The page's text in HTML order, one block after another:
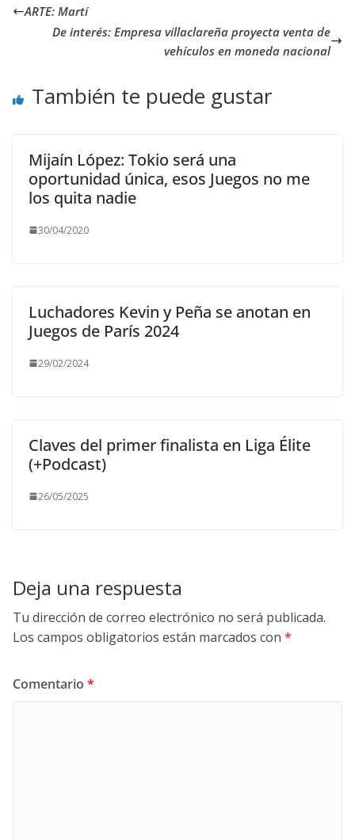
ARTE: Martí
De interés: Empresa villaclareña proyecta venta de
vehículos en moneda nacional
También te puede gustar
Mijaín López: Tokio será una
oportunidad única, esos Juegos no me
los quita nadie
30/04/2020
Luchadores Kevin y Peña se anotan en
Juegos de París 2024
29/02/2024
Claves del primer finalista en Liga Élite
(+Podcast)
26/05/2025
Deja una respuesta
Tu dirección de correo electrónico no será publicada.
Los campos obligatorios están marcados con *
Comentario *